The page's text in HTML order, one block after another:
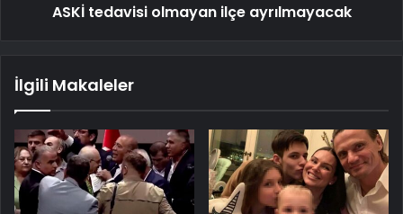
ASKİ tedavisi olmayan ilçe ayrılmayacak
İlgili Makaleler